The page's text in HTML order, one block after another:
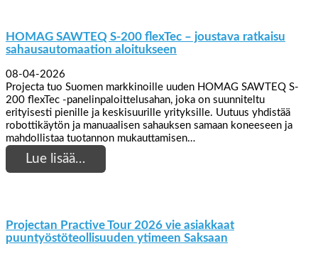
HOMAG SAWTEQ S-200 flexTec – joustava ratkaisu
sahausautomaation aloitukseen
08-04-2026
Projecta tuo Suomen markkinoille uuden HOMAG SAWTEQ S-
200 flexTec -panelinpaloittelusahan, joka on suunniteltu
erityisesti pienille ja keskisuurille yrityksille. Uutuus yhdistää
robottikäytön ja manuaalisen sahauksen samaan koneeseen ja
mahdollistaa tuotannon mukauttamisen…
Lue lisää…
Projectan Practive Tour 2026 vie asiakkaat
puuntyöstöteollisuuden ytimeen Saksaan